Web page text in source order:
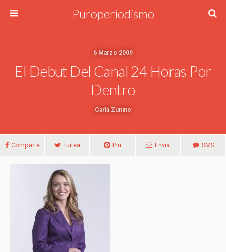
Puroperiodismo
6 Marzo 2009
El Debut Del Canal 24 Horas Por
Dentro
Carla Zunino
Comparte Tuitea Pin Envía SMS